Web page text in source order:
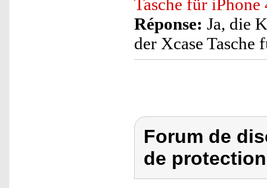
Tasche für iPhone
Réponse: Ja, die
der Xcase Tasche
Forum de
de